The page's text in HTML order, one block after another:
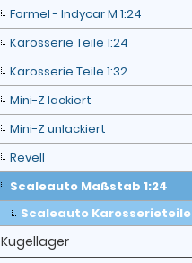
Formel - Indycar M 1:24
Karosserie Teile 1:24
Karosserie Teile 1:32
Mini-Z lackiert
Mini-Z unlackiert
Revell
Scaleauto Maßstab 1:24
Scaleauto Karosserieteile
Kugellager